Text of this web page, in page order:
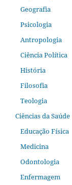
Geografia
Psicologia
Antropologia
Ciência Política
História
Filosofia
Teologia
Ciências da Saúde
Educação Física
Medicina
Odontologia
Enfermagem